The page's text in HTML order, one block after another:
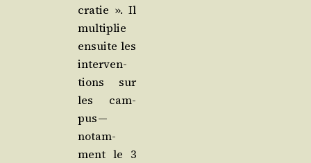
cra­tie ». Il
mul­ti­plie
ensuite les
inter­ven­
tions sur
les cam­
pus —
notam­
ment le 3